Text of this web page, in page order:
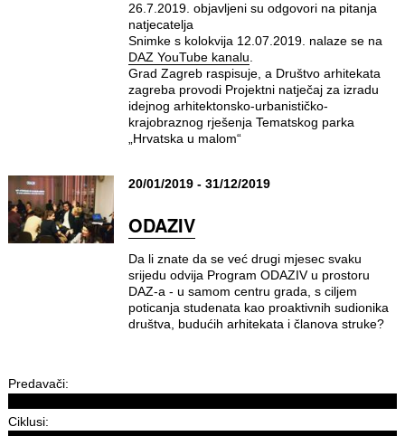
26.7.2019. objavljeni su odgovori na pitanja
natjecatelja
Snimke s kolokvija 12.07.2019. nalaze se na
DAZ YouTube kanalu
Grad Zagreb raspisuje, a Društvo arhitekata
zagreba provodi Projektni natječaj za izradu
idejnog arhitektonsko-urbanističko-
krajobraznog rješenja Tematskog parka
„Hrvatska u malom“
20/01/2019 - 31/12/2019
ODAZIV
Da li znate da se već drugi mjesec svaku
srijedu odvija Program ODAZIV u prostoru
DAZ-a - u samom centru grada, s ciljem
poticanja studenata kao proaktivnih sudionika
društva, budućih arhitekata i članova struke?
Predavači:
Ciklusi: